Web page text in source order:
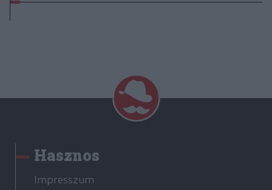
Hasznos
Impresszum